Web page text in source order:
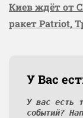
Киев ждёт от
ракет Patriot,
У Вас
У вас есть
событий?